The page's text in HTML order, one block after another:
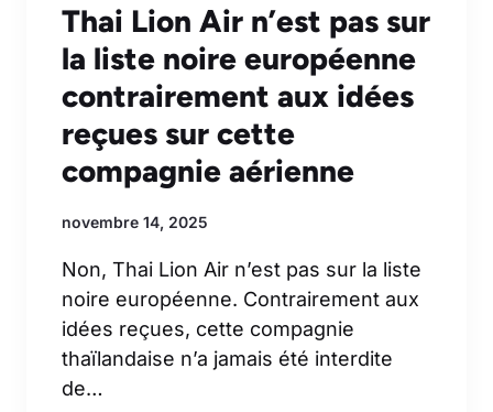
Thai Lion Air n’est pas sur
la liste noire européenne
contrairement aux idées
reçues sur cette
compagnie aérienne
novembre 14, 2025
Non, Thai Lion Air n’est pas sur la liste
noire européenne. Contrairement aux
idées reçues, cette compagnie
thaïlandaise n’a jamais été interdite
de…